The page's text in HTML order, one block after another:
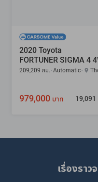
2020 Toyota
209,209 กม. Automatic
979,000 บาท
เรื่องราว